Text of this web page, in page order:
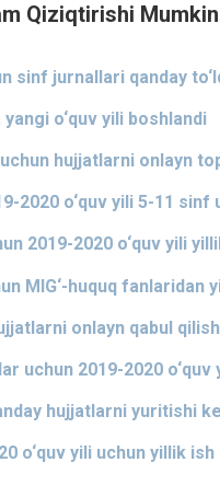
Qiziqtirishi
sinf jurnallari qanday
o‘quv yili boshlandi
hujjatlarni onlayn
2020 o‘quv yili 5-11
2019-2020 o‘quv yili
MIG‘-huquq fanlaridan
onlayn qabul
uchun 2019-2020
hujjatlarni yuritishi
o‘quv yili uchun yillik